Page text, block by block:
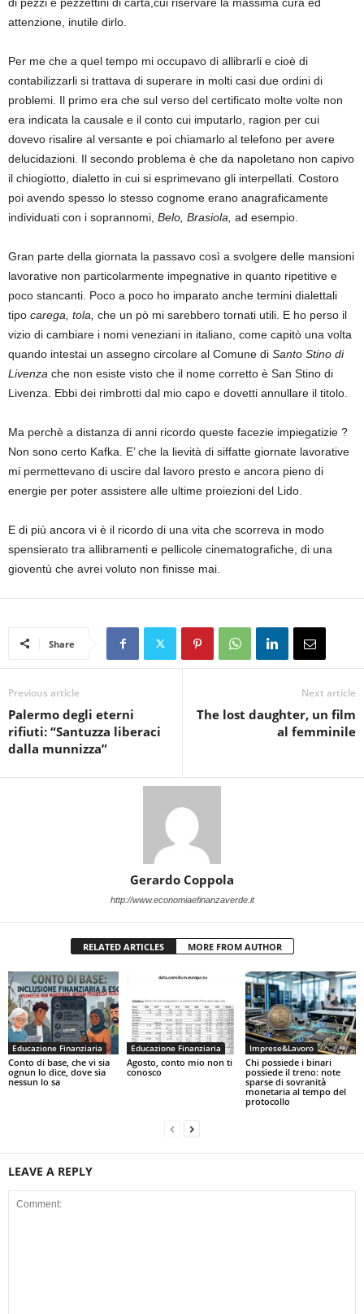
di pezzi e pezzettini di carta,cui riservare la massima cura ed
attenzione, inutile dirlo.
Per me che a quel tempo mi occupavo di allibrarli e cioè di
contabilizzarli si trattava di superare in molti casi due ordini di
problemi. Il primo era che sul verso del certificato molte volte non
era indicata la causale e il conto cui imputarlo, ragion per cui
dovevo risalire al versante e poi chiamarlo al telefono per avere
delucidazioni. Il secondo problema è che da napoletano non capivo
il chiogiotto, dialetto in cui si esprimevano gli interpellati. Costoro
poi avendo spesso lo stesso cognome erano anagraficamente
individuati con i soprannomi, Belo, Brasiola, ad esempio.
Gran parte della giornata la passavo così a svolgere delle mansioni
lavorative non particolarmente impegnative in quanto ripetitive e
poco stancanti. Poco a poco ho imparato anche termini dialettali
tipo carega, tola, che un pò mi sarebbero tornati utili. E ho perso il
vizio di cambiare i nomi veneziani in italiano, come capitò una volta
quando intestai un assegno circolare al Comune di Santo Stino di
Livenza che non esiste visto che il nome corretto è San Stino di
Livenza. Ebbi dei rimbrotti dal mio capo e dovetti annullare il titolo.
Ma perchè a distanza di anni ricordo queste facezie impiegatizie ?
Non sono certo Kafka. E’ che la lievità di siffatte giornate lavorative
mi permettevano di uscire dal lavoro presto e ancora pieno di
energie per poter assistere alle ultime proiezioni del Lido.
E di più ancora vi è il ricordo di una vita che scorreva in modo
spensierato tra allibramenti e pellicole cinematografiche, di una
gioventù che avrei voluto non finisse mai.
Share
Previous article
Palermo degli eterni
rifiuti: “Santuzza liberaci
dalla munnizza”
Next article
The lost daughter, un film
al femminile
Gerardo Coppola
http://www.economiaefinanzaverde.it
RELATED ARTICLES MORE FROM AUTHOR
Educazione Finanziaria
Conto di base, che vi sia
ognun lo dice, dove sia
nessun lo sa
Educazione Finanziaria
Agosto, conto mio non ti
conosco
Imprese&Lavoro
Chi possiede i binari
possiede il treno: note
sparse di sovranità
monetaria al tempo del
protocollo
LEAVE A REPLY